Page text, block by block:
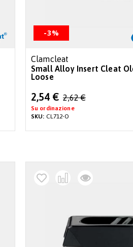
-3%
Clamcleat
Small Alloy Insert Cleat
Loose
Special
Price
2,54 € 2,62 €
Su ordinazione
SKU: CL712-O